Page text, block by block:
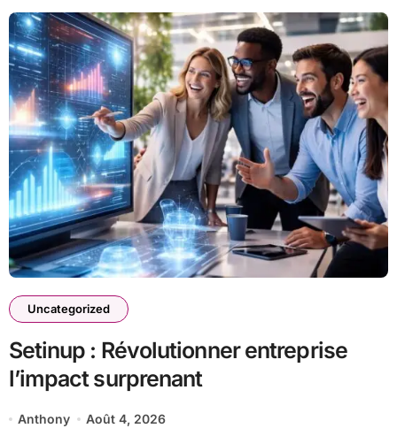
Uncategorized
Setinup : Révolutionner entreprise
l’impact surprenant
Anthony Août 4, 2026